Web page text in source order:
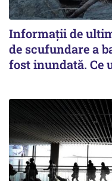
Informații de
de scufundare a
fost inundată. Ce